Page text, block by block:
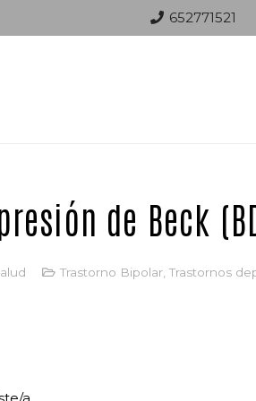
652771521
de Beck
Trastorno Bipolar ,Trastornos